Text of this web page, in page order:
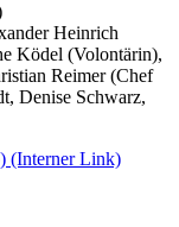
Heinrich
Ködel (Volontärin),
Reimer (Chef
Denise Schwarz,
(Interner Link)